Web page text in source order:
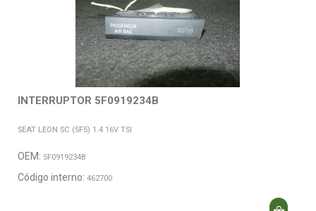
INTERRUPTOR 5F0919234B
SEAT LEON SC (5F5) 1.4 16V TSI
OEM: 5F0919234B
Código interno: 462700